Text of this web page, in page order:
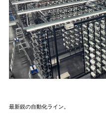
最新鋭の自動化ライン。